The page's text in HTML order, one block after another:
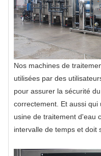
Nos machines de
utilisées par des
pour assurer la sécurité
correctement. Et aussi qui
usine de traitement d'eau
intervalle de temps et doit